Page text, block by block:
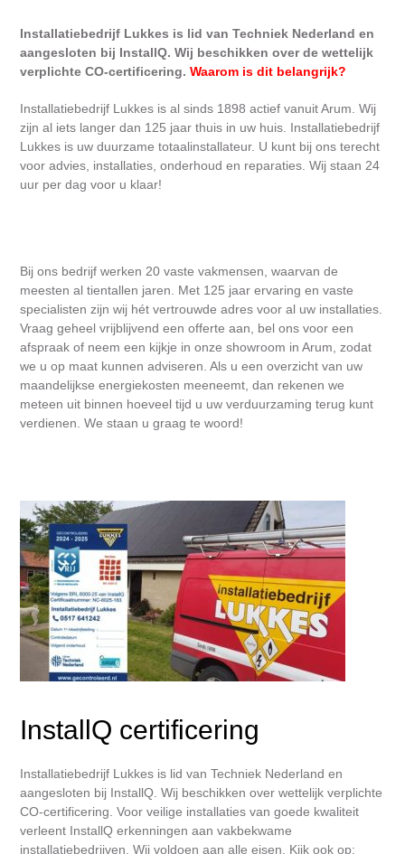
Installatiebedrijf Lukkes is lid van Techniek Nederland en
aangesloten bij InstallQ. Wij beschikken over de wettelijk
verplichte CO-certificering.Waarom is dit belangrijk?
Installatiebedrijf Lukkes is al sinds 1898 actief vanuit Arum. Wij
zijn al iets langer dan 125 jaar thuis in uw huis. Installatiebedrijf
Lukkes is uw duurzame totaalinstallateur. U kunt bij ons terecht
voor advies, installaties, onderhoud en reparaties. Wij staan 24
uur per dag voor u klaar!
Bij ons bedrijf werken 20 vaste vakmensen, waarvan de
meesten al tientallen jaren. Met 125 jaar ervaring en vaste
specialisten zijn wij hét vertrouwde adres voor al uw installaties.
Vraag geheel vrijblijvend een offerte aan, bel ons voor een
afspraak of neem een kijkje in onze showroom in Arum, zodat
we u op maat kunnen adviseren. Als u een overzicht van uw
maandelijkse energiekosten meeneemt, dan rekenen we
meteen uit binnen hoeveel tijd u uw verduurzaming terug kunt
verdienen. We staan u graag te woord!
InstallQ certificering
Installatiebedrijf Lukkes is lid van Techniek Nederland en
aangesloten bij InstallQ. Wij beschikken over wettelijk verplichte
CO-certificering. Voor veilige installaties van goede kwaliteit
verleent InstallQ erkenningen aan vakbekwame
installatiebedrijven. Wij voldoen aan alle eisen. Kijk ook op: